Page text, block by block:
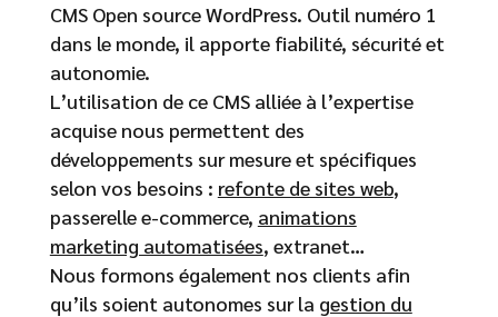
CMS Open source WordPress. Outil numéro 1
dans le monde, il apporte fiabilité, sécurité et
autonomie.
L’utilisation de ce CMS alliée à l’expertise
acquise nous permettent des
développements sur mesure et spécifiques
selon vos besoins : refonte de sites web,
passerelle e-commerce, animations
marketing automatisées, extranet…
Nous formons également nos clients afin
qu’ils soient autonomes sur la gestion du